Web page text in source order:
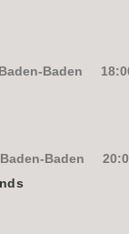
Baden
Baden